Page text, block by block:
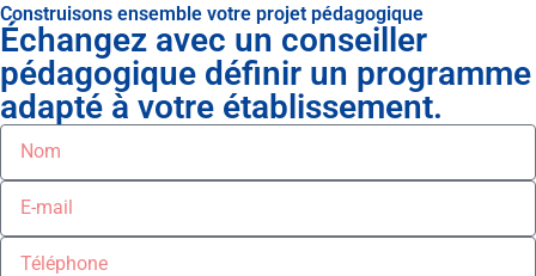
Construisons ensemble votre projet pédagogique
Échangez avec un conseiller
pédagogique définir un programme
adapté à votre établissement.